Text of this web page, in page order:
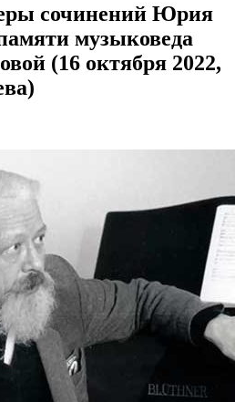
сочинений Юрия
музыковеда
(16 октября 2022,